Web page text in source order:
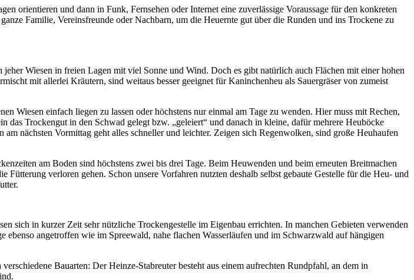
orientieren und dann in Funk, Fernsehen oder Internet eine zuverlässige Voraussage für den konkreten
Familie, Vereinsfreunde oder Nachbarn, um die Heuernte gut über die Runden und ins Trockene zu
Wiesen in freien Lagen mit viel Sonne und Wind. Doch es gibt natürlich auch Flächen mit einer hohen
mit allerlei Kräutern, sind weitaus besser geeignet für Kaninchenheu als Sauergräser von zumeist
Wiesen einfach liegen zu lassen oder höchstens nur einmal am Tage zu wenden. Hier muss mit Rechen,
Trockengut in den Schwad gelegt bzw. „geleiert“ und danach in kleine, dafür mehrere Heuböcke
nächsten Vormittag geht alles schneller und leichter. Zeigen sich Regenwolken, sind große Heuhaufen
am Boden sind höchstens zwei bis drei Tage. Beim Heuwenden und beim erneuten Breitmachen
verloren gehen. Schon unsere Vorfahren nutzten deshalb selbst gebaute Gestelle für die Heu- und
sich in kurzer Zeit sehr nützliche Trockengestelle im Eigenbau errichten. In manchen Gebieten verwenden
angetroffen wie im Spreewald, nahe flachen Wasserläufen und im Schwarzwald auf hängigen
Bauarten: Der Heinze-Stabreuter besteht aus einem aufrechten Rundpfahl, an dem in